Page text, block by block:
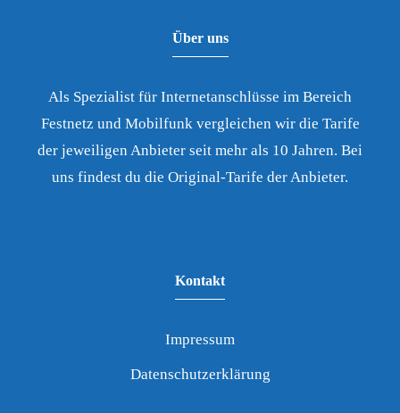
Über uns
Als Spezialist für Internetanschlüsse im Bereich
Festnetz und Mobilfunk vergleichen wir die Tarife
der jeweiligen Anbieter seit mehr als 10 Jahren. Bei
uns findest du die Original-Tarife der Anbieter.
Kontakt
Impressum
Datenschutzerklärung